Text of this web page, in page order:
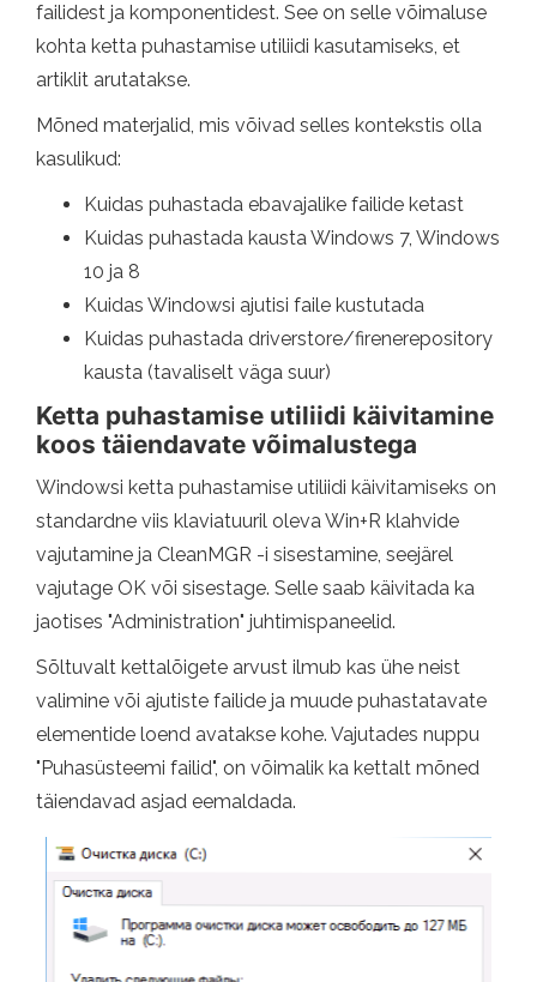
failidest ja komponentidest. See on selle võimaluse
kohta ketta puhastamise utiliidi kasutamiseks, et
artiklit arutatakse.
Mõned materjalid, mis võivad selles kontekstis olla
kasulikud:
Kuidas puhastada ebavajalike failide ketast
Kuidas puhastada kausta Windows 7, Windows
10 ja 8
Kuidas Windowsi ajutisi faile kustutada
Kuidas puhastada driverstore/firenerepository
kausta (tavaliselt väga suur)
Ketta puhastamise utiliidi käivitamine
koos täiendavate võimalustega
Windowsi ketta puhastamise utiliidi käivitamiseks on
standardne viis klaviatuuril oleva Win+R klahvide
vajutamine ja CleanMGR -i sisestamine, seejärel
vajutage OK või sisestage. Selle saab käivitada ka
jaotises "Administration" juhtimispaneelid.
Sõltuvalt kettalõigete arvust ilmub kas ühe neist
valimine või ajutiste failide ja muude puhastatavate
elementide loend avatakse kohe. Vajutades nuppu
"Puhasüsteemi failid", on võimalik ka kettalt mõned
täiendavad asjad eemaldada.